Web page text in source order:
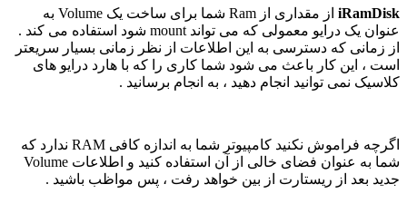
iRamDisk
از مقداری از Ram شما برای ساخت یک Volume به
عنوان یک درایو معمولی که می تواند mount شود استفاده می کند .
از زمانی که دسترسی به این اطلاعات از نظر زمانی بسیار سریعتر
است ، این کار باعث می شود شما کاری را که با هارد درایو های
کلاسیک نمی توانید انجام دهید ، به انجام برسانید .
اگرچه فراموش نکنید کامپیوتر شما به اندازه کافی RAM ندارد که
شما به عنوان فضای خالی از آن استفاده کنید و اطلاعات Volume
جدید بعد از ریستارت از بین خواهد رفت ، پس مواظب باشید .